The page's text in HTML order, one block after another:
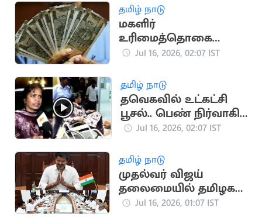
தமிழ் நாடு
மகளிர்
உரிமைத்தொகை
ரூ.2500.. அடுத்த மாதம்
Jul 16, 2026, 02:07 IST
தமிழ் நாடு
தவெகவில் உட்கட்சி
பூசல்.. பெண் நிர்வாகி
ஆடை கிழிப்பு
Jul 16, 2026, 02:07 IST
தமிழ் நாடு
முதல்வர் விஜய்
தலைமையில் தமிழக
அமைச்சரவை இன்று
Jul 16, 2026, 01:07 IST